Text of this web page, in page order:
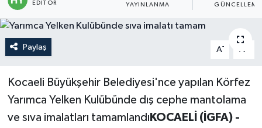
EDITÖR YAYINLANMA GÜNCELLEME
Paylaş A- A
Kocaeli Büyükşehir Belediyesi'nce yapılan Körfez
Yarımca Yelken Kulübünde dış cephe mantolama
ve sıva imalatları tamamlandı KOCAELİ (İGFA) -
Kültür & Sanat
Magazin
Politika
Son Dakika Haberleri
Haber Arşivi